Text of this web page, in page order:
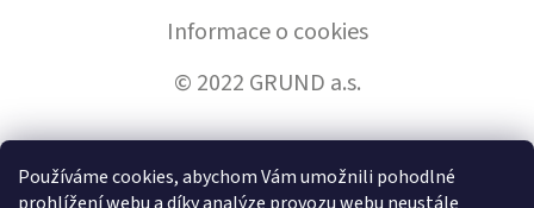
Používáme cookies, abychom Vám umožnili pohodlné
Informace o cookies
© 2022 GRUND a.s.
Vytvořil Shoptet